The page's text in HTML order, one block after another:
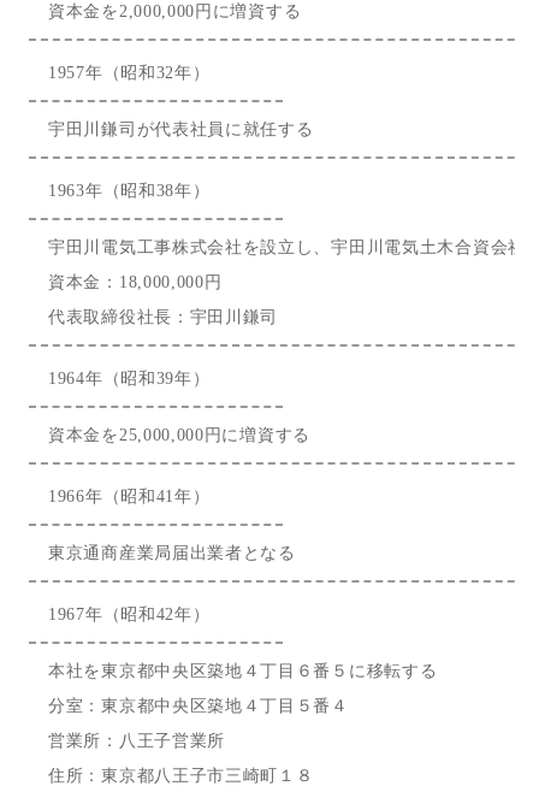
資本金を2,000,000円に増資する
1957年（昭和32年）
宇田川鎌司が代表社員に就任する
1963年（昭和38年）
宇田川電気工事株式会社を設立し、宇田川電気土木合資会社
資本金：18,000,000円
代表取締役社長：宇田川鎌司
1964年（昭和39年）
資本金を25,000,000円に増資する
1966年（昭和41年）
東京通商産業局届出業者となる
1967年（昭和42年）
本社を東京都中央区築地４丁目６番５に移転する
分室：東京都中央区築地４丁目５番４
営業所：八王子営業所
住所：東京都八王子市三崎町１８